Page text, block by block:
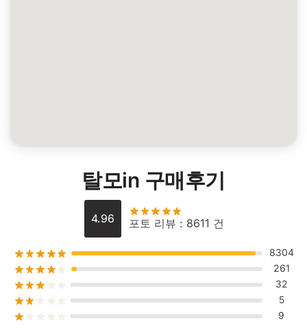
탈모in 구매후기
4.96 포토 리뷰 : 8611 건
8304
261
32
5
9